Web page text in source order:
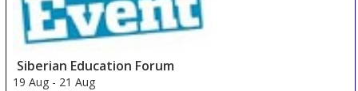
Siberian Education Forum
19 Aug - 21 Aug